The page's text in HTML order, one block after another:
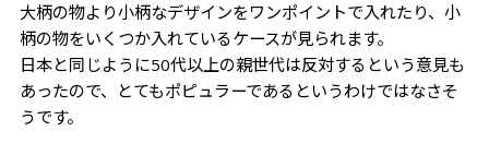
大柄の物より小柄なデザインをワンポイントで入れたり、小
柄の物をいくつか入れているケースが見られます。
日本と同じように50代以上の親世代は反対するという意見も
あったので、とてもポピュラーであるというわけではなさそ
うです。